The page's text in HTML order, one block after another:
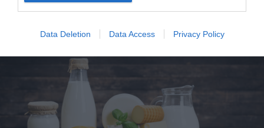
Data Deletion Data Access Privacy Policy
1 Αυτό είναι το θαυματουργό έλαιο που
προστατεύει από το Αλτχάιμερ